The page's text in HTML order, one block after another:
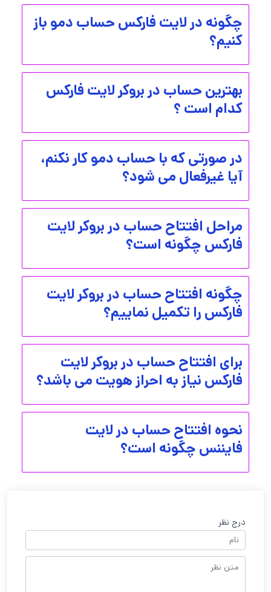
چگونه در لایت فارکس حساب دمو باز
کنیم؟
بهترین حساب در بروکر لایت فارکس
کدام است ؟
در صورتی که با حساب دمو کار نکنم،
آیا غیرفعال می شود؟
مراحل افتتاح حساب در بروکر لایت
فارکس چگونه است؟
چگونه افتتاح حساب در بروکر لایت
فارکس را تکمیل نماییم؟
برای افتتاح حساب در بروکر لایت
فارکس نیاز به احراز هویت می باشد؟
نحوه افتتاح حساب در لایت
فایننس چگونه است؟
درج نظر